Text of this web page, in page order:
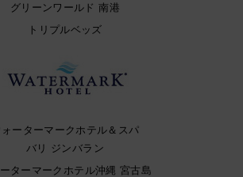
グリーンワールド 南港
トリプルベッズ
ォーターマークホテル＆スパ
バリ ジンバラン
ターマークホテル沖縄 宮古島